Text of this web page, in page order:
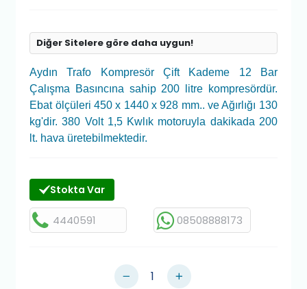
Diğer Sitelere göre daha uygun!
Aydın Trafo Kompresör Çift Kademe 12 Bar
Çalışma Basıncına sahip 200 litre kompresördür.
Ebat ölçüleri 450 x 1440 x 928 mm.. ve Ağırlığı 130
kg'dir. 380 Volt 1,5 Kwlık motoruyla dakikada 200
lt. hava üretebilmektedir.
Stokta Var
4440591 08508888173